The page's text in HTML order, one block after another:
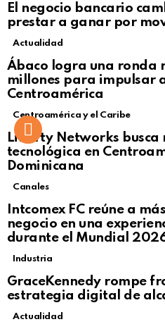
El negocio bancario
prestar a ganar por
Not Safe
Click to
Actualidad
Ábaco logra una ronda
millones para impulsar a
Centroamérica
Centroamérica y el Caribe
Liberty Networks busca
tecnológica en
Dominicana
Canales
Intcomex FC reúne a
negocio en una
durante el Mundial
Industria
GraceKennedy rompe
estrategia digital de
Actualidad